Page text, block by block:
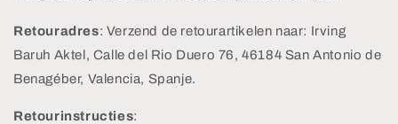
Retouradres: Verzend de retourartikelen naar: Irving
Baruh Aktel, Calle del Rio Duero 76, 46184 San Antonio de
Benagéber, Valencia, Spanje.
Retourinstructies: